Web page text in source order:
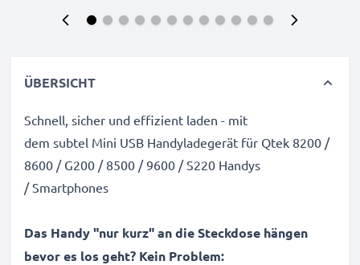
ÜBERSICHT
Schnell, sicher und effizient laden - mit
dem subtel Mini USB Handyladegerät für Qtek 8200 /
8600 / G200 / 8500 / 9600 / S220 Handys
/ Smartphones
Das Handy "nur kurz" an die Steckdose hängen
bevor es los geht? Kein Problem: